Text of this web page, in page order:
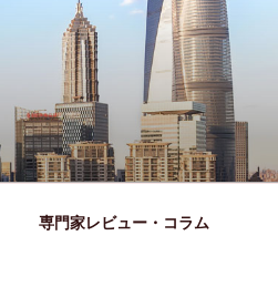
専門家レビュー・コラム